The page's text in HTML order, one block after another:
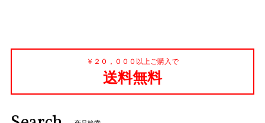
￥２０，０００以上ご購入で
送料無料